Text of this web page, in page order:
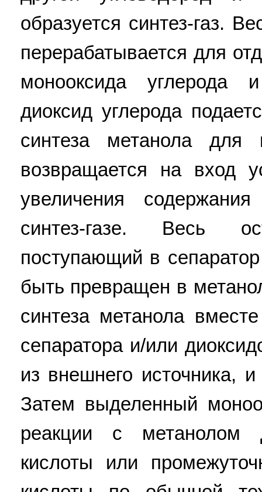
образуется синтез-газ.
перерабатывается для
монооксида углерода
диоксид углерода
синтеза метанола для
возвращается на вход
увеличения
синтез-газе. Весь
поступающий в
быть превращен в
синтеза метанола
сепаратора и/или
из внешнего источника,
Затем выделенный
реакции с метанолом
кислоты или